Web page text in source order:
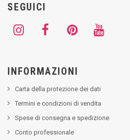
SEGUICI
INFORMAZIONI
Carta della protezione dei dati
Termini e condizioni di vendita
Spese di consegna e spedizione
Conto professionale